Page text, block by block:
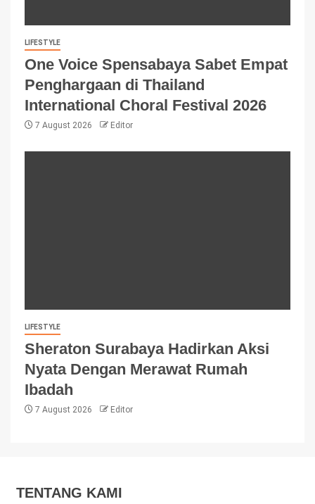
LIFESTYLE
One Voice Spensabaya Sabet Empat
Penghargaan di Thailand
International Choral Festival 2026
7 August 2026 Editor
LIFESTYLE
Sheraton Surabaya Hadirkan Aksi
Nyata Dengan Merawat Rumah
Ibadah
7 August 2026 Editor
TENTANG KAMI